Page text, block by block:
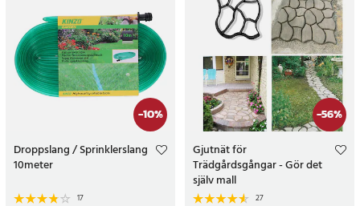
-10%
Droppslang / Sprinklerslang
10meter
17
-56%
Gjutnät för
Trädgårdsgångar - Gör det
själv mall
27